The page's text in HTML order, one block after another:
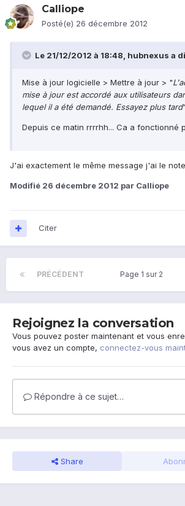
Calliope
Posté(e) 26 décembre 2012
Le 21/12/2012 à 18:48, hubnexus a
Mise à jour logicielle > Mettre à jour > "
mise à jour est accordé aux utilisateurs
lequel il a été demandé. Essayez plus tard
Depuis ce matin rrrrhh... Ca a fonctionné
J'ai exactement le même message j'ai le
Modifié 26 décembre 2012 par Calliope
Citer
PRÉCÉDENT Page 1 sur 2
Rejoignez la conversation
Vous pouvez poster maintenant et vous
vous avez un compte, connectez-vous
Répondre à ce sujet…
Share